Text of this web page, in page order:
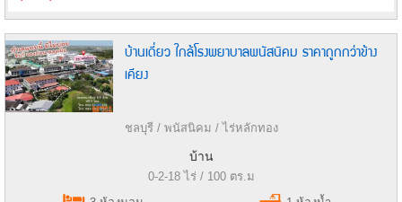
บ้านเดี่ยว ใกล้โรงพยาบาลพนัสนิคม ราคาถูกกว่าข้าง
เคียง
ชลบุรี / พนัสนิคม / ไร่หลักทอง
บ้าน
0-2-18 ไร่ / 100 ตร.ม